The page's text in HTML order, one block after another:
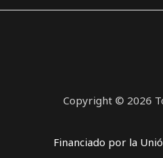
Copyright © 2026
Financiado por la